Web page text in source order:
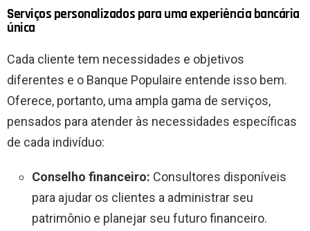
Serviços personalizados para uma experiência bancária
única
Cada cliente tem necessidades e objetivos
diferentes e o Banque Populaire entende isso bem.
Oferece, portanto, uma ampla gama de serviços,
pensados ​​para atender às necessidades específicas
de cada indivíduo:
Conselho financeiro: Consultores disponíveis
para ajudar os clientes a administrar seu
patrimônio e planejar seu futuro financeiro.